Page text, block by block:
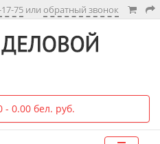
75 или обратный звонок
- 0.00 бел. руб.